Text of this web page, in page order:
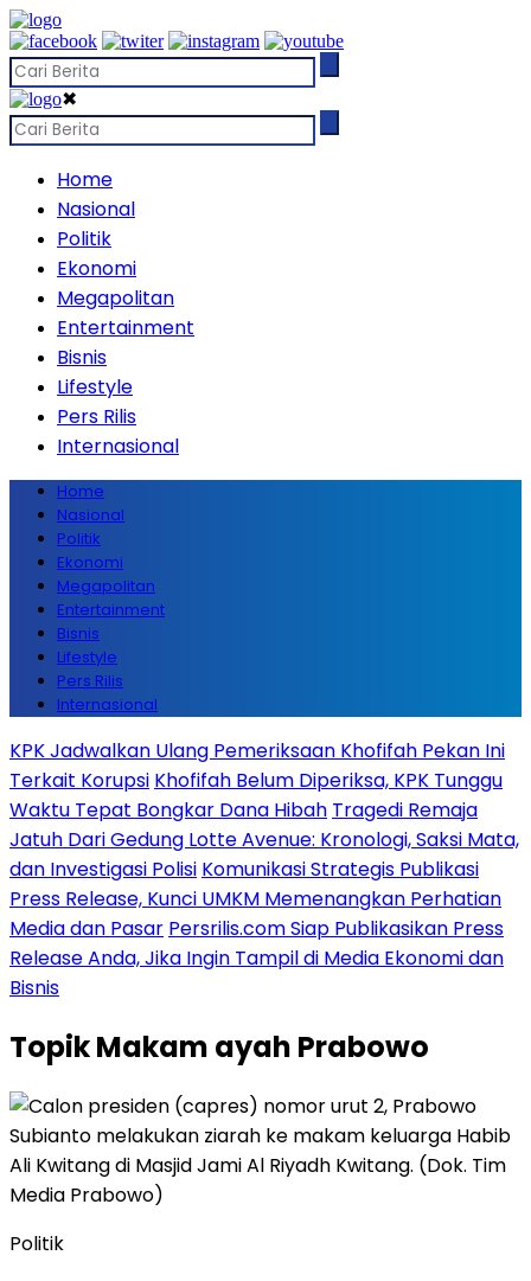
✖
Home
Nasional
Politik
Ekonomi
Megapolitan
Entertainment
Bisnis
Lifestyle
Pers Rilis
Internasional
Home
Nasional
Politik
Ekonomi
Megapolitan
Entertainment
Bisnis
Lifestyle
Pers Rilis
Internasional
KPK Jadwalkan Ulang Pemeriksaan Khofifah Pekan Ini
Terkait Korupsi Khofifah Belum Diperiksa, KPK Tunggu
Waktu Tepat Bongkar Dana Hibah Tragedi Remaja
Jatuh Dari Gedung Lotte Avenue: Kronologi, Saksi Mata,
dan Investigasi Polisi Komunikasi Strategis Publikasi
Press Release, Kunci UMKM Memenangkan Perhatian
Media dan Pasar Persrilis.com Siap Publikasikan Press
Release Anda, Jika Ingin Tampil di Media Ekonomi dan
Bisnis
TopikMakam ayah Prabowo
Politik